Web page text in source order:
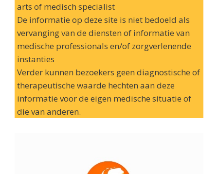
arts of medisch specialist
De informatie op deze site is niet bedoeld als
vervanging van de diensten of informatie van
medische professionals en/of zorgverlenende
instanties
Verder kunnen bezoekers geen diagnostische of
therapeutische waarde hechten aan deze
informatie voor de eigen medische situatie of
die van anderen.